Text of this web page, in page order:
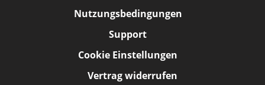
Nutzungsbedingungen
Support
Cookie Einstellungen
Vertrag widerrufen